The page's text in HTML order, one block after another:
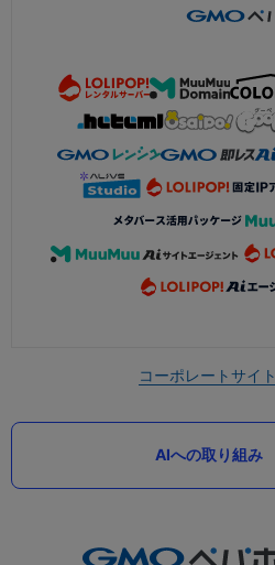
コーポレートサイト
AIへの取り組み